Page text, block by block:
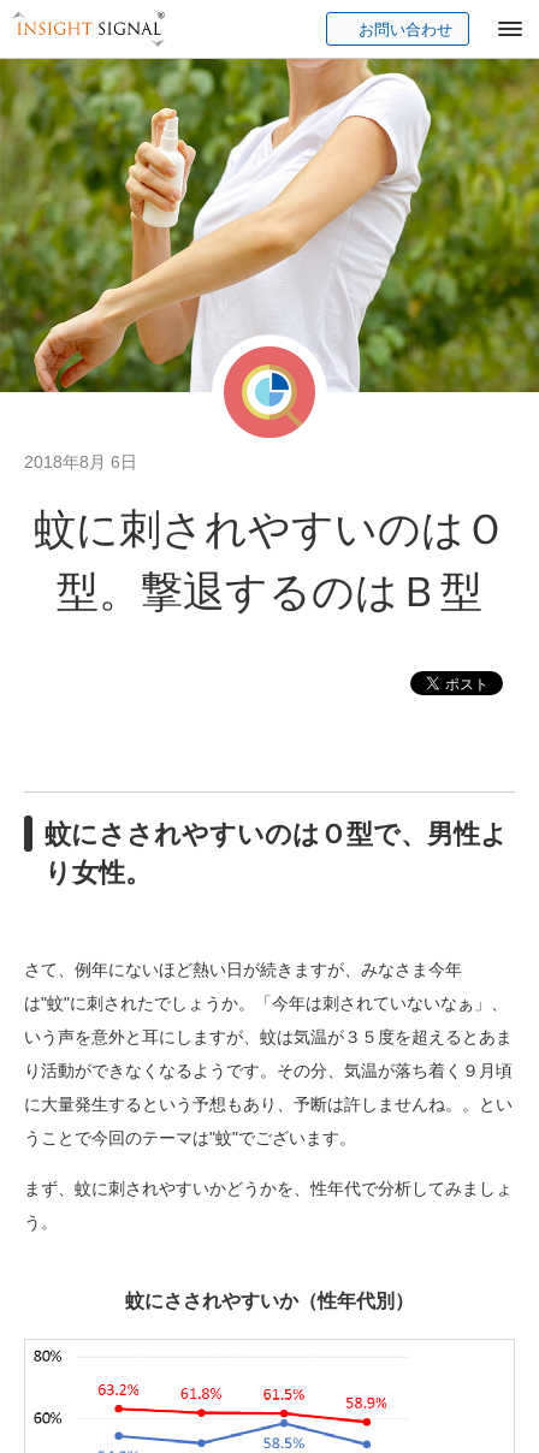
Insight Signal
お問い合わせ
2018年8月 6日
蚊に刺されやすいのはＯ
型。撃退するのはＢ型
蚊にさされやすいのはＯ型で、男性よ
り女性。
さて、例年にないほど熱い日が続きますが、みなさま今年
は"蚊"に刺されたでしょうか。「今年は刺されていないなぁ」、
いう声を意外と耳にしますが、蚊は気温が３５度を超えるとあま
り活動ができなくなるようです。その分、気温が落ち着く９月頃
に大量発生するという予想もあり、予断は許しませんね。。とい
うことで今回のテーマは"蚊"でございます。
まず、蚊に刺されやすいかどうかを、性年代で分析してみましょ
う。
蚊にさされやすいか（性年代別）